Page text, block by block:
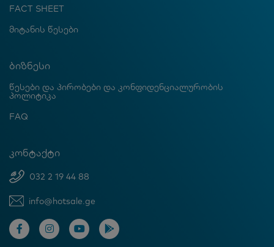
FACT SHEET
მიტანის წესები
ბიზნესი
წესები და პირობები და კონფიდენციალურობის
პოლიტიკა
FAQ
კონტაქტი
032 2 19 44 88
info@hotsale.ge